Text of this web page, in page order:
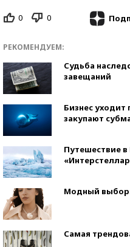
0 0
РЕКОМЕНДУЕМ:
Судьба
завещаний
Бизнес уходит
закупают
Путешествие
Модный выбор:
Самая